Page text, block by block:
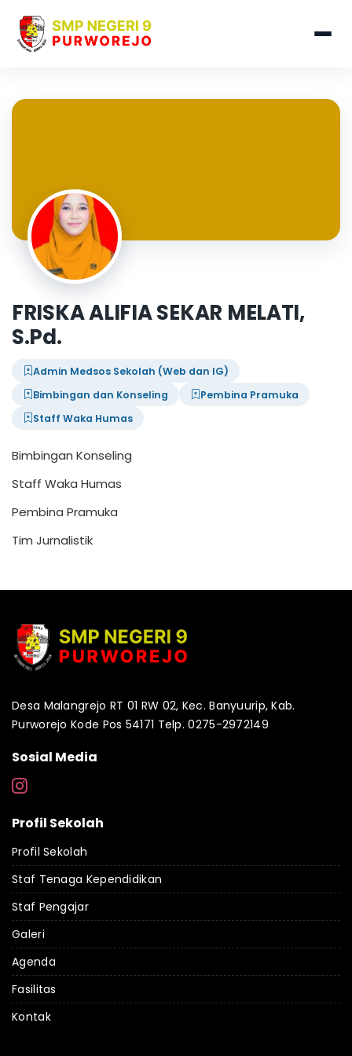
FRISKA ALIFIA SEKAR MELATI,
S.Pd.
Admin Medsos Sekolah (Web dan IG)
Bimbingan dan Konseling
Pembina Pramuka
Staff Waka Humas
Bimbingan Konseling
Staff Waka Humas
Pembina Pramuka
Tim Jurnalistik
Desa Malangrejo RT 01 RW 02, Kec. Banyuurip, Kab.
Purworejo Kode Pos 54171 Telp. 0275-2972149
Sosial Media
Profil Sekolah
Profil Sekolah
Staf Tenaga Kependidikan
Staf Pengajar
Galeri
Agenda
Fasilitas
Kontak